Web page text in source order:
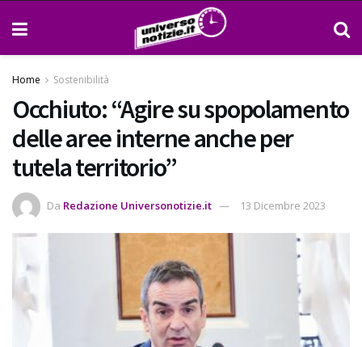
Home Sostenibilità
Occhiuto: “Agire su spopolamento
delle aree interne anche per
tutela territorio”
Da Redazione Universonotizie.it 13 Dicembre 2023